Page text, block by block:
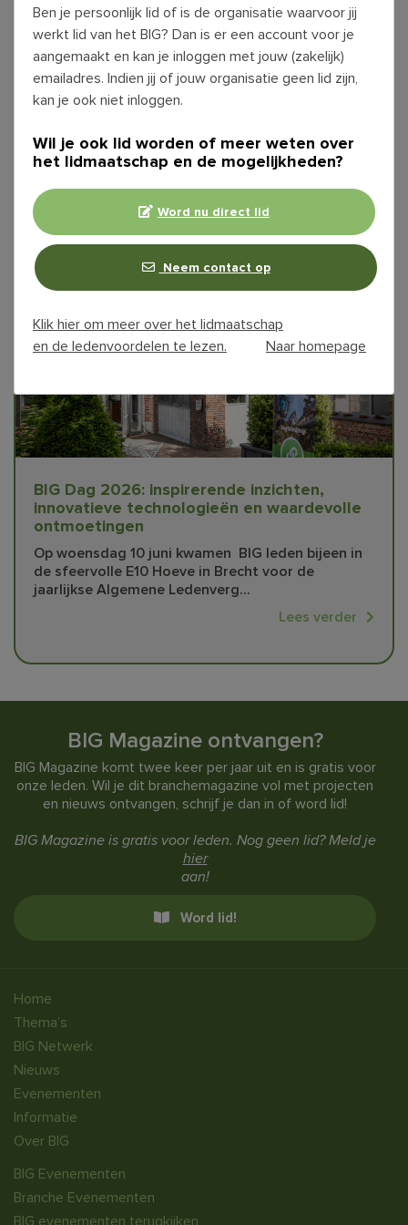
Ben je persoonlijk lid of is de organisatie waarvoor jij
werkt lid van het BIG? Dan is er een account voor je
aangemaakt en kan je inloggen met jouw (zakelijk)
emailadres. Indien jij of jouw organisatie geen lid zijn,
kan je ook niet inloggen.
Wil je ook lid worden of meer weten over
het lidmaatschap en de mogelijkheden?
Word nu direct lid
Neem contact op
Klik hier om meer over het lidmaatschap
en de ledenvoordelen te lezen.
Naar homepage
BIG Magazine nummer 23
Op de BIG Dag van 10 juni werd de nieuwste editie
van het BIG Magazine gepresenteerd. Nummer 23
staat opnieuw boordevol ...
BIG Dag 2026: inspirerende inzichten,
innovatieve technologieën en waardevolle
ontmoetingen
Op woensdag 10 juni kwamen BIG leden bijeen in
de sfeervolle E10 Hoeve in Brecht voor de
jaarlijkse Algemene Ledenverg...
Lees verder
BIG Magazine ontvangen?
BIG Magazine komt twee keer per jaar uit en is gratis voor
onze leden. Wil je dit branchemagazine vol met projecten
en nieuws ontvangen, schrijf je dan in of word lid!
BIG Magazine is gratis voor leden. Nog geen lid? Meld je
hier
aan!
Word lid!
Home
Thema’s
BIG Netwerk
Nieuws
Evenementen
Informatie
Over BIG
BIG Evenementen
Branche Evenementen
BIG evenementen terugkijken